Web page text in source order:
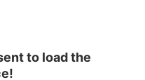
to load the